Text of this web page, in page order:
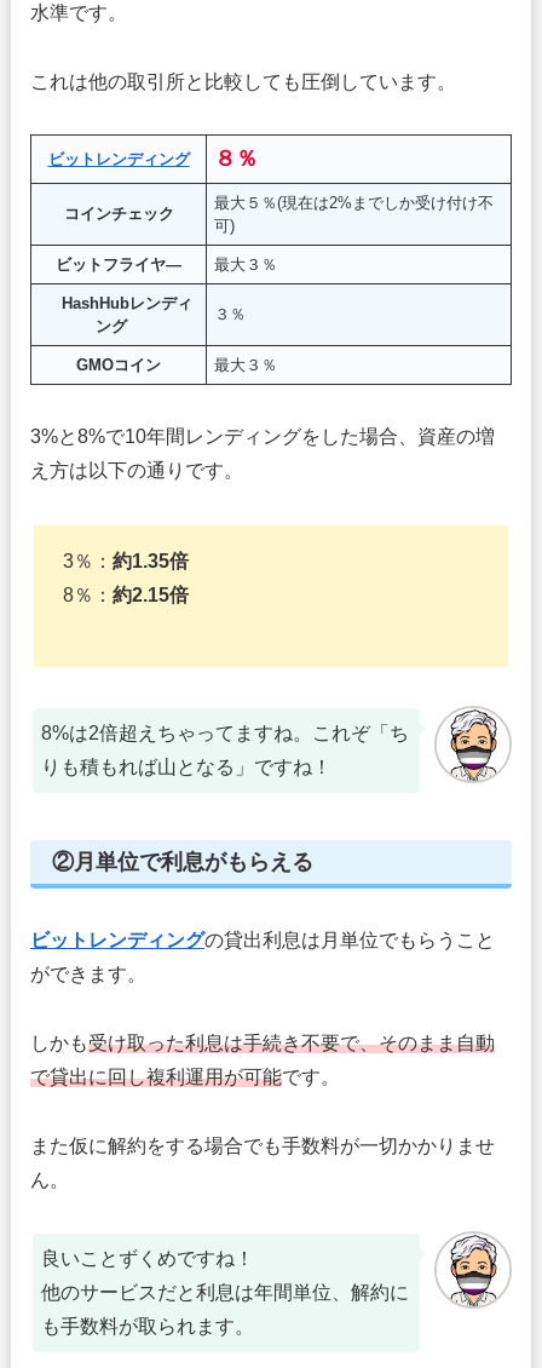
水準です。
これは他の取引所と比較しても圧倒しています。
ビットレンディング ８％
コインチェック
最大５％(現在は2%までしか受け付け不
可)
ビットフライヤ― 最大３％
HashHubレンディ
ング
３％
GMOコイン 最大３％
3%と8%で10年間レンディングをした場合、資産の増
え方は以下の通りです。
3％： 約1.35倍
8％： 約2.15倍
8%は2倍超えちゃってますね。これぞ「ち
りも積もれば山となる」ですね！
②月単位で利息がもらえる
ビットレンディングの貸出利息は月単位でもらうこと
ができます。
しかも受け取った利息は手続き不要で、そのまま自動
で貸出に回し複利運用が可能です。
また仮に解約をする場合でも手数料が一切かかりませ
ん。
良いことずくめですね！
他のサービスだと利息は年間単位、解約に
も手数料が取られます。